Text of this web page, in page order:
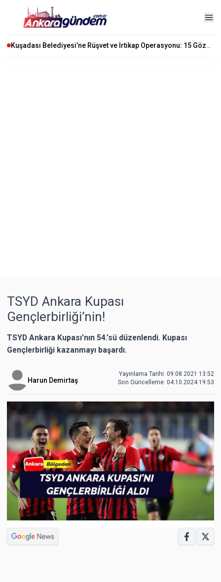
TSYD Ankara Kupası
Gençlerbirliği’nin!
TSYD Ankara Kupası’nın 54.’sü düzenlendi. Kupası
Gençlerbirliği kazanmayı başardı.
Harun Demirtaş
Yayınlama Tarihi: 09.08.2021 13:52
Son Güncelleme: 04.10.2024 19:53